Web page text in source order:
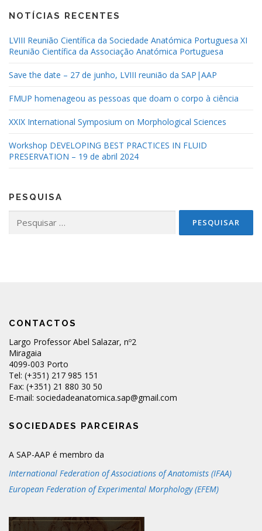
NOTÍCIAS RECENTES
LVIII Reunião Científica da Sociedade Anatómica Portuguesa XI
Reunião Científica da Associação Anatómica Portuguesa
Save the date – 27 de junho, LVIII reunião da SAP|AAP
FMUP homenageou as pessoas que doam o corpo à ciência
XXIX International Symposium on Morphological Sciences
Workshop DEVELOPING BEST PRACTICES IN FLUID
PRESERVATION – 19 de abril 2024
PESQUISA
por:
CONTACTOS
Largo Professor Abel Salazar, nº2
Miragaia
4099-003 Porto
Tel: (+351) 217 985 151
Fax: (+351) 21 880 30 50
E-mail: sociedadeanatomica.sap@gmail.com
SOCIEDADES PARCEIRAS
A SAP-AAP é membro da
International Federation of Associations of Anatomists (IFAA)
European Federation of Experimental Morphology (EFEM)